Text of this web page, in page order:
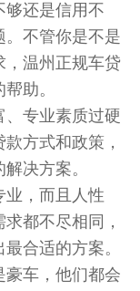
够还是信用不
。不管你是不是
，温州正规车贷
助。
专业素质过硬
方式和政策，
决方案。
业，而且人性
都不尽相同，
合适的方案。
豪车，他们都会